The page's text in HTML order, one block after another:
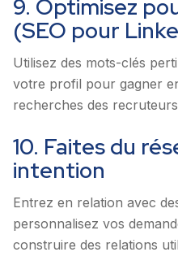
9. Optimisez
(SEO pour
Utilisez des mots-clés
votre profil pour gagner
recherches des
10. Faites du
intention
Entrez en relation avec
personnalisez vos
construire des relations